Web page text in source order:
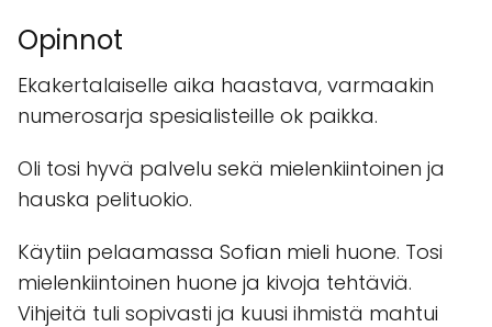
Opinnot
Ekakertalaiselle aika haastava, varmaakin
numerosarja spesialisteille ok paikka.
Oli tosi hyvä palvelu sekä mielenkiintoinen ja
hauska pelituokio.
Käytiin pelaamassa Sofian mieli huone. Tosi
mielenkiintoinen huone ja kivoja tehtäviä.
Vihjeitä tuli sopivasti ja kuusi ihmistä mahtui